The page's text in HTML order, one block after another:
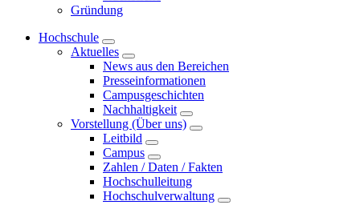
Gründung
Hochschule
Aktuelles
News aus den Bereichen
Presseinformationen
Campusgeschichten
Nachhaltigkeit
Vorstellung (Über uns)
Leitbild
Campus
Zahlen / Daten / Fakten
Hochschulleitung
Hochschulverwaltung